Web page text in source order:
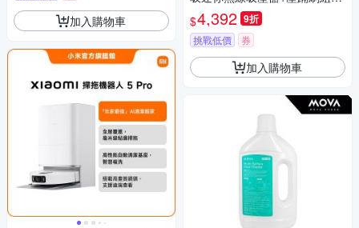
加入購物車
VC-PP3紫+SVC-003)
$4,392 9折
挑戰低價 券
加入購物車